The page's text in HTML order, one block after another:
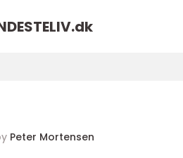
dk
Peter Mortensen